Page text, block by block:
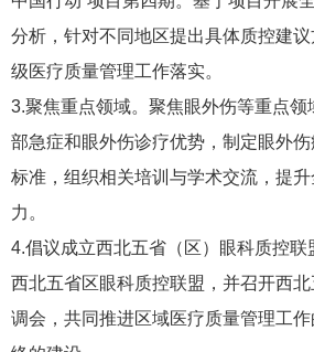
分析，针对不同地区提出具体质控建
级医疗质量管理工作落实。
3.聚焦重点领域。聚焦眼外伤等重点领
部急症和眼外伤诊疗优势，制定眼外
标准，组织相关培训与学术交流，提
力。
4.倡议成立西北五省（区）眼科质控联
西北五省区眼科质控联盟，并召开西
调会，共同推进区域医疗质量管理工